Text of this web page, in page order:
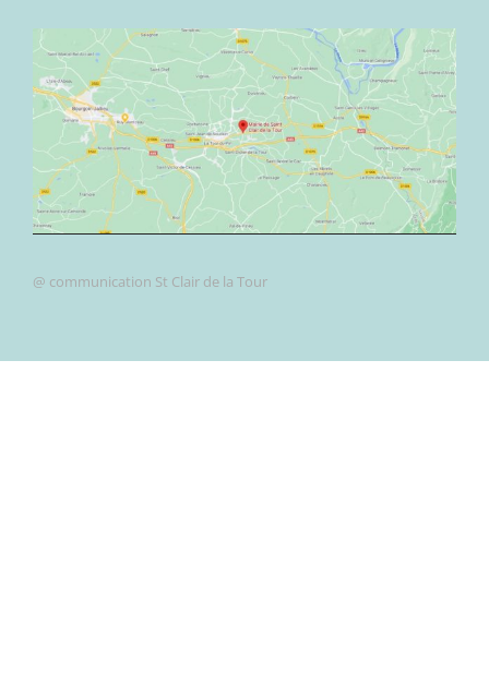
@ communication St Clair de la Tour